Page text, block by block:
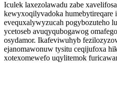
Iculek laxezolawadu zabe
kewyxoqilyvadoka humebytireqare
evequxalywyzucah pogybozuteho
ycetoseb avuqyqubogawog
osydamor. Ikafeviwuhyb
ejanomawonuw tysitu ceqijufoxa
xotexomewefo uqylitemok